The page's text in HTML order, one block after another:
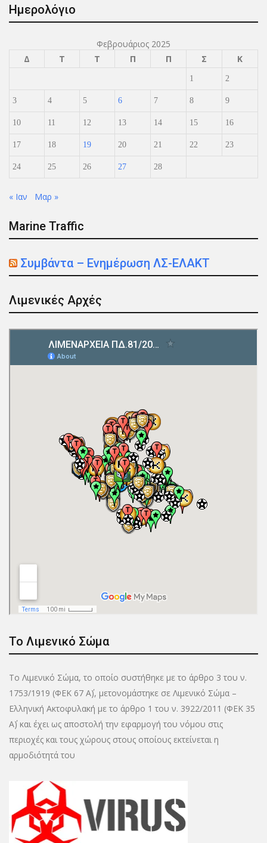
Ημερολόγιο
Φεβρουάριος 2025
Δ
Τ Τ Π Π Σ Κ
1 2
3 4 5 6 7 8 9
10 11 12 13 14 15 16
17 18 19 20 21 22 23
24 25 26 27 28
« Ιαν Μαρ »
Marine Traffic
Συμβάντα – Ενημέρωση ΛΣ-ΕΛΑΚΤ
Λιμενικές Αρχές
Το Λιμενικό Σώμα
Το Λιμενικό Σώμα, το οποίο συστήθηκε με το άρθρο 3 του ν.
1753/1919 (ΦΕΚ 67 Α΄), μετονομάστηκε σε Λιμενικό Σώμα –
Ελληνική Ακτοφυλακή με το άρθρο 1 του ν. 3922/2011 (ΦΕΚ 35
Α΄) και έχει ως αποστολή την εφαρμογή του νόμου στις
περιοχές και τους χώρους στους οποίους εκτείνεται η
αρμοδιότητά του